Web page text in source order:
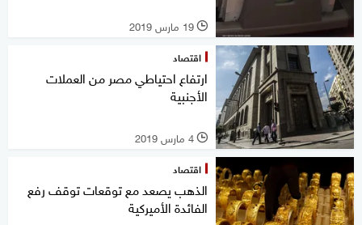
l 19 مارس 2019
اقتصاد
ارتفاع احتياطي مصر من العملات
الأجنبية
l 4 مارس 2019
اقتصاد
الذهب يصعد مع توقعات توقف رفع
الفائدة الأميركية